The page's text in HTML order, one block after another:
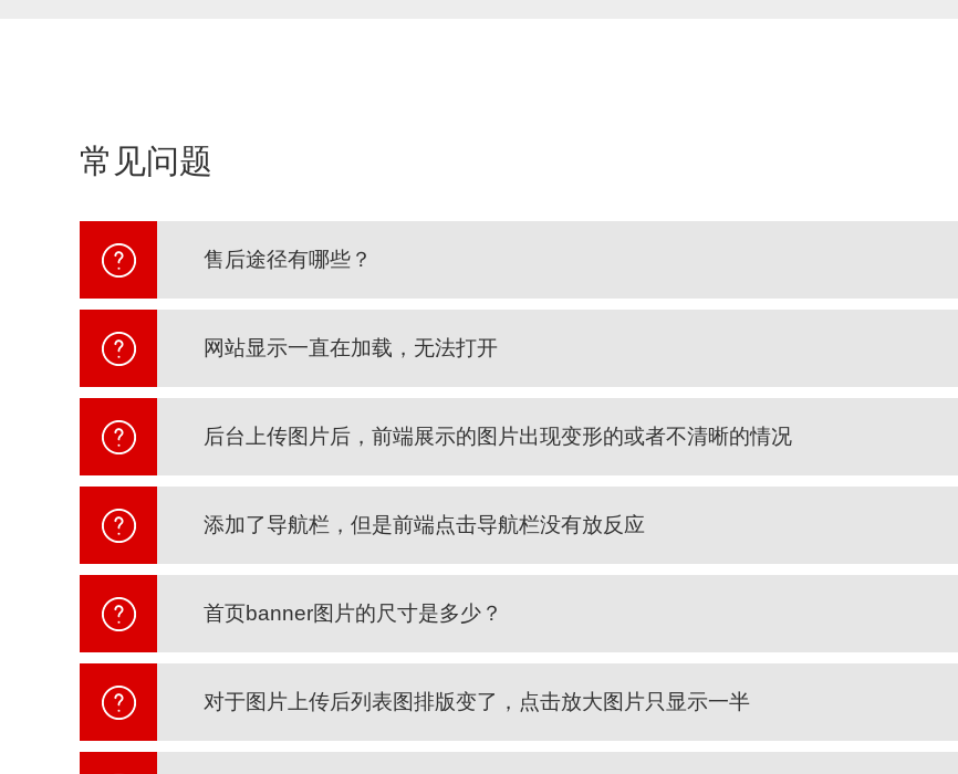
常见问题
售后途径有哪些？
网站显示一直在加载，无法打开
后台上传图片后，前端展示的图片出现变形的或者不清晰的情况
添加了导航栏，但是前端点击导航栏没有放反应
首页banner图片的尺寸是多少？
对于图片上传后列表图排版变了，点击放大图片只显示一半